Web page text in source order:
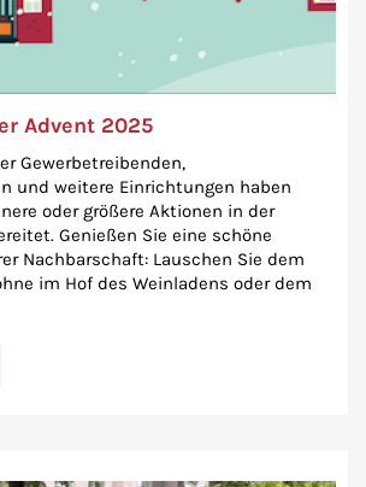
Advent 2025
Gewerbetreibenden,
und weitere Einrichtungen haben
oder größere Aktionen in der
Genießen Sie eine schöne
Nachbarschaft: Lauschen Sie dem
im Hof des Weinladens oder dem